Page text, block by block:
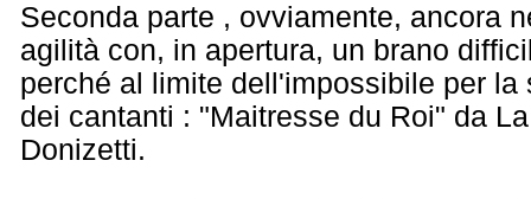
Seconda parte , ovviamente, ancora
agilità con, in apertura, un brano
perché al limite dell'impossibile per la
dei cantanti : "Maitresse du Roi" da
Donizetti.